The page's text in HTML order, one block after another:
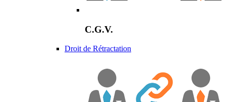
C.G.V.
Droit de Rétractation